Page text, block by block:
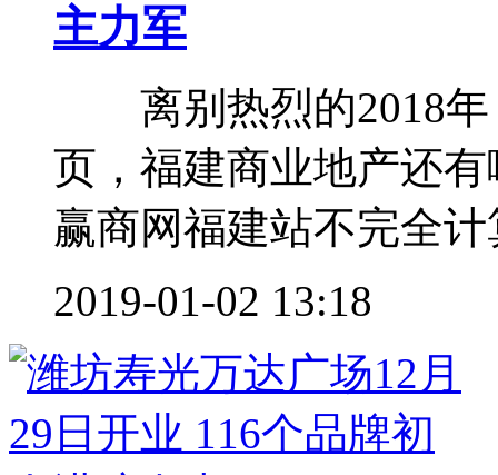
主力军
离别热烈的2018年
页，福建商业地产还
赢商网福建站不完全计
2019-01-02 13:18